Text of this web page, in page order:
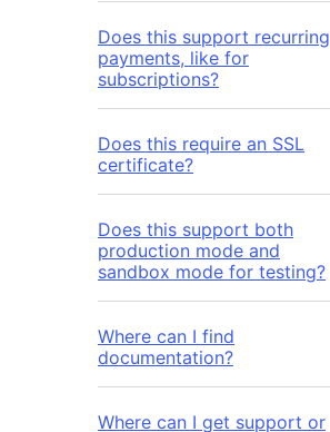
Does this support recurring
payments, like for
subscriptions?
Does this require an SSL
certificate?
Does this support both
production mode and
sandbox mode for testing?
Where can I find
documentation?
Where can I get support or